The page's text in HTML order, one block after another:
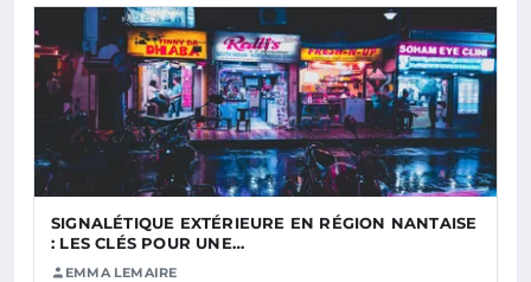
SIGNALÉTIQUE EXTÉRIEURE EN RÉGION NANTAISE
: LES CLÉS POUR UNE…
EMMA LEMAIRE